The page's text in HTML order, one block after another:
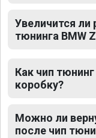
Увеличится ли
тюнинга BMW
Как чип
коробку?
Можно ли
после чип